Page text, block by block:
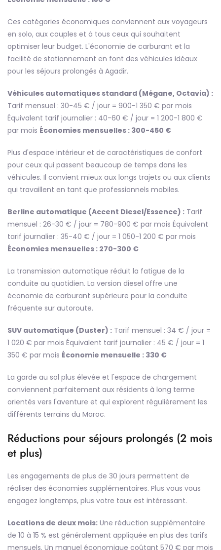
Ces catégories économiques conviennent aux voyageurs
en solo, aux couples et à tous ceux qui souhaitent
optimiser leur budget. L'économie de carburant et la
facilité de stationnement en font des véhicules idéaux
pour les séjours prolongés à Agadir.
Véhicules automatiques standard (Mégane, Octavia) :
Tarif mensuel : 30-45 € / jour = 900-1 350 € par mois
Équivalent tarif journalier : 40-60 € / jour = 1 200-1 800 €
par mois Économies mensuelles : 300-450 €
Plus d'espace intérieur et de caractéristiques de confort
pour ceux qui passent beaucoup de temps dans les
véhicules. Il convient mieux aux longs trajets ou aux clients
qui travaillent en tant que professionnels mobiles.
Berline automatique (Accent Diesel/Essence) : Tarif
mensuel : 26-30 € / jour = 780-900 € par mois Équivalent
tarif journalier : 35-40 € / jour = 1 050-1 200 € par mois
Économies mensuelles : 270-300 €
La transmission automatique réduit la fatigue de la
conduite au quotidien. La version diesel offre une
économie de carburant supérieure pour la conduite
fréquente sur autoroute.
SUV automatique (Duster) : Tarif mensuel : 34 € / jour =
1 020 € par mois Équivalent tarif journalier : 45 € / jour = 1
350 € par mois Économie mensuelle : 330 €
La garde au sol plus élevée et l'espace de chargement
conviennent parfaitement aux résidents à long terme
orientés vers l'aventure et qui explorent régulièrement les
différents terrains du Maroc.
Réductions pour séjours prolongés (2 mois
et plus)
Les engagements de plus de 30 jours permettent de
réaliser des économies supplémentaires. Plus vous vous
engagez longtemps, plus votre taux est intéressant.
Locations de deux mois: Une réduction supplémentaire
de 10 à 15 % est généralement appliquée en plus des tarifs
mensuels. Un manuel économique coûtant 570 € par mois